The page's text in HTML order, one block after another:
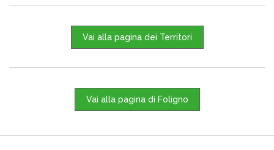
Vai alla pagina dei Territori
Vai alla pagina di Foligno